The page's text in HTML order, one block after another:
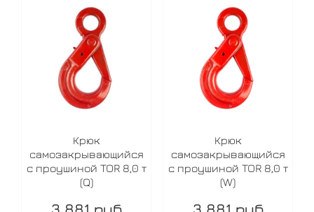
Крюк
самозакрывающийся
с проушиной TOR 8,0 т
(Q)
Крюк
самозакрывающийся
с проушиной TOR 8,0 т
(W)